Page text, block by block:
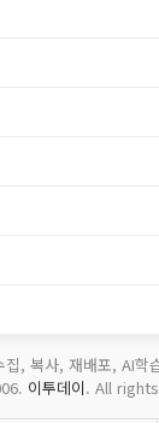
집, 복사, 재배포, AI학
이투데이. All